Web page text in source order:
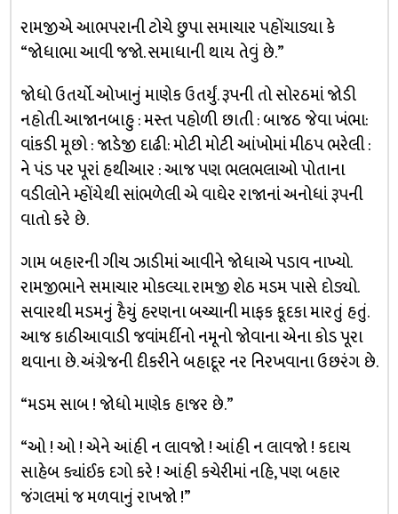
રામજીએ આભપરાની ટોચે છુપા સમાચાર પહોંચાડ્યા કે
“જોધાભા આવી જજો. સમાધાની થાય તેવું છે.”
જોધો ઉતર્યો. ઓખાનું માણેક ઉતર્યું. રૂપની તો સોરઠમાં જોડી
નહોતી. આજાનબાહુ : મસ્ત પહોળી છાતી : બાજઠ જેવા ખંભા:
વાંકડી મૂછો : જાડેજી દાઢી: મોટી મોટી આંખોમાં મીઠપ ભરેલી :
ને પંડ પર પૂરાં હથીઆર : આજ પણ ભલભલાઓ પોતાના
વડીલોને મ્હોંયેથી સાંભળેલી એ વાઘેર રાજાનાં અનોધાં રૂપની
વાતો કરે છે.
ગામ બહારની ગીચ ઝાડીમાં આવીને જોધાએ પડાવ નાખ્યો.
રામજીભાને સમાચાર મોકલ્યા. રામજી શેઠ મડમ પાસે દોડ્યો.
સવારથી મડમનું હૈયું હરણના બચ્ચાની માફક કૂદકા મારતું હતું.
આજ કાઠીઆવાડી જવાંમર્દીનો નમૂનો જોવાના એના કોડ પૂરા
થવાના છે. અંગ્રેજની દીકરીને બહાદૂર નર નિરખવાના ઉછરંગ છે.
“મડમ સાબ ! જોધો માણેક હાજર છે.”
“ઓ ! ઓ ! એને આંહી ન લાવજો ! આંહી ન લાવજો ! કદાચ
સાહેબ ક્યાંઈક દગો કરે ! આંહી કચેરીમાં નહિ, પણ બહાર
જંગલમાં જ મળવાનું રાખજો !”